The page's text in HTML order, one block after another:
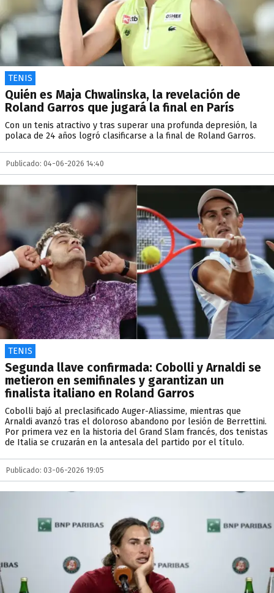
TENIS
Quién es Maja Chwalinska, la revelación de
Roland Garros que jugará la final en París
Con un tenis atractivo y tras superar una profunda depresión, la
polaca de 24 años logró clasificarse a la final de Roland Garros.
Publicado: 04-06-2026 14:40
TENIS
Segunda llave confirmada: Cobolli y Arnaldi se
metieron en semifinales y garantizan un
finalista italiano en Roland Garros
Cobolli bajó al preclasificado Auger-Aliassime, mientras que
Arnaldi avanzó tras el doloroso abandono por lesión de Berrettini.
Por primera vez en la historia del Grand Slam francés, dos tenistas
de Italia se cruzarán en la antesala del partido por el título.
Publicado: 03-06-2026 19:05